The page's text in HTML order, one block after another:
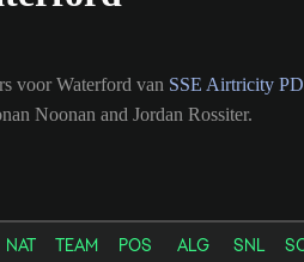
voor Waterford van SSE Airtricity PD
Noonan and Jordan Rossiter.
NAT TEAM POS ALG SNL